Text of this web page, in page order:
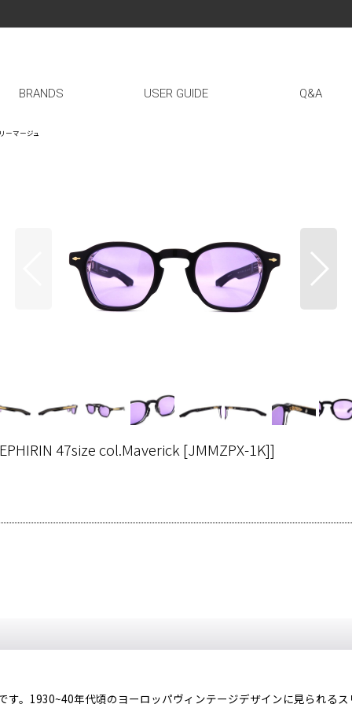
BRANDS USER GUIDE Q&A
ーマージュ
47size col.Maverick [JMMZPX-1K]]
。1930~40年代頃のヨーロッパヴィンテージデザインに見られる